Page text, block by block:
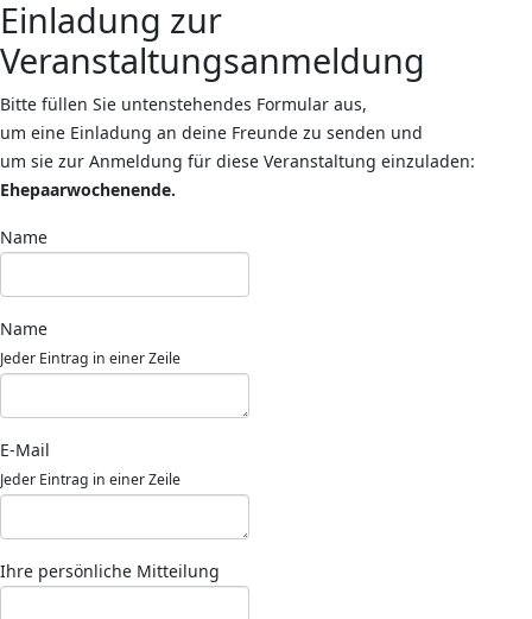
Einladung zur
Veranstaltungsanmeldung
Bitte füllen Sie untenstehendes Formular aus,
um eine Einladung an deine Freunde zu senden und
um sie zur Anmeldung für diese Veranstaltung einzuladen:
Ehepaarwochenende.
Name
Name
Jeder Eintrag in einer Zeile
E-Mail
Jeder Eintrag in einer Zeile
Ihre persönliche Mitteilung